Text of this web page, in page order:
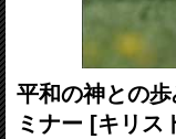
平和の神との
ミナー [キリス